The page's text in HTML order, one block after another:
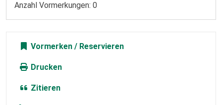
Anzahl Vormerkungen: 0
Vormerken
Drucken
Zitieren